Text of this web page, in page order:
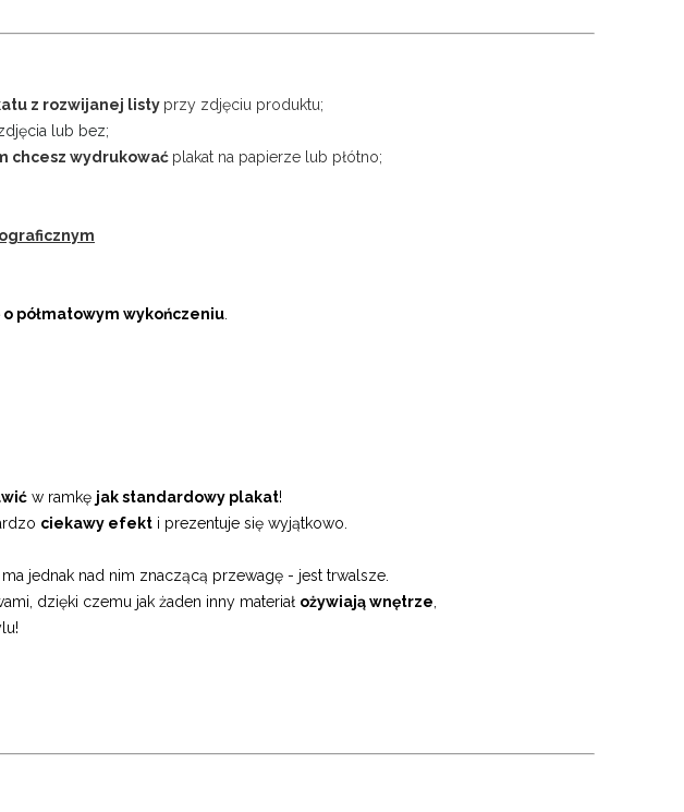
z rozwijanej listy przy zdjęciu produktu;
lub bez;
chcesz wydrukować plakat na papierze lub płótno;
półmatowym wykończeniu
w ramkę jak standardowy plakat!
ciekawy efekt i prezentuje się wyjątkowo.
, ma jednak nad nim znaczącą przewagę - jest trwalsze.
dzięki czemu jak żaden inny materiał ożywiają wnętrze